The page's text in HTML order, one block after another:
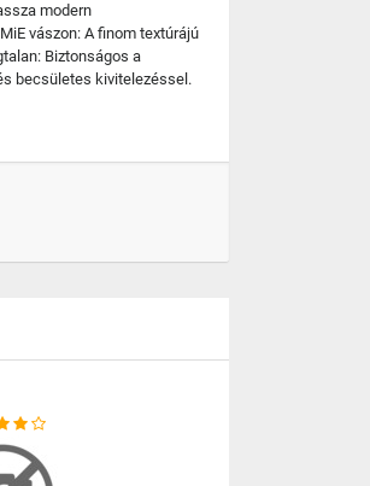
modern
vászon: A finom textúrájú
Biztonságos a
becsületes kivitelezéssel.